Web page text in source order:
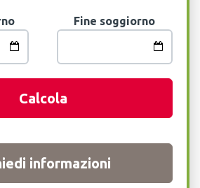
Fine soggiorno
Calcola
informazioni